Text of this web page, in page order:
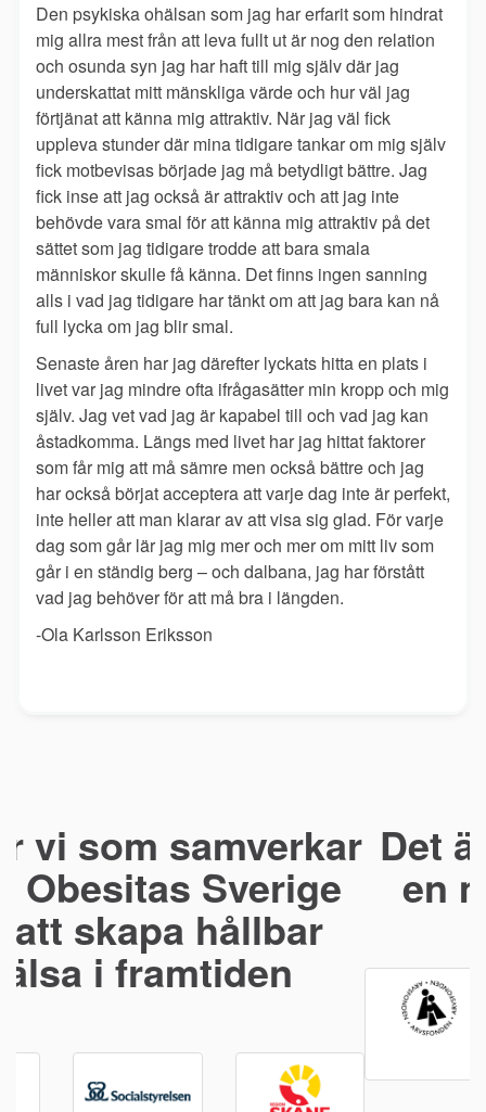
Den psykiska ohälsan som jag har erfarit som hindrat
mig allra mest från att leva fullt ut är nog den relation
och osunda syn jag har haft till mig själv där jag
underskattat mitt mänskliga värde och hur väl jag
förtjänat att känna mig attraktiv. När jag väl fick
uppleva stunder där mina tidigare tankar om mig själv
fick motbevisas började jag må betydligt bättre. Jag
fick inse att jag också är attraktiv och att jag inte
behövde vara smal för att känna mig attraktiv på det
sättet som jag tidigare trodde att bara smala
människor skulle få känna. Det finns ingen sanning
alls i vad jag tidigare har tänkt om att jag bara kan nå
full lycka om jag blir smal.
Senaste åren har jag därefter lyckats hitta en plats i
livet var jag mindre ofta ifrågasätter min kropp och mig
själv. Jag vet vad jag är kapabel till och vad jag kan
åstadkomma. Längs med livet har jag hittat faktorer
som får mig att må sämre men också bättre och jag
har också börjat acceptera att varje dag inte är perfekt,
inte heller att man klarar av att visa sig glad. För varje
dag som går lär jag mig mer och mer om mitt liv som
går i en ständig berg – och dalbana, jag har förstått
vad jag behöver för att må bra i längden.
-Ola Karlsson Eriksson
Det är vi som bidrar till
en mer hållbar hälsa